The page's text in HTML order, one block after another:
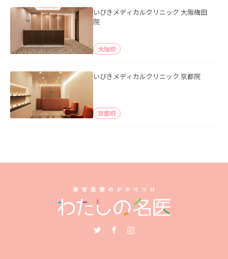
いびきメディカルクリニック 大阪梅田
院
大阪府
いびきメディカルクリニック 京都院
京都府